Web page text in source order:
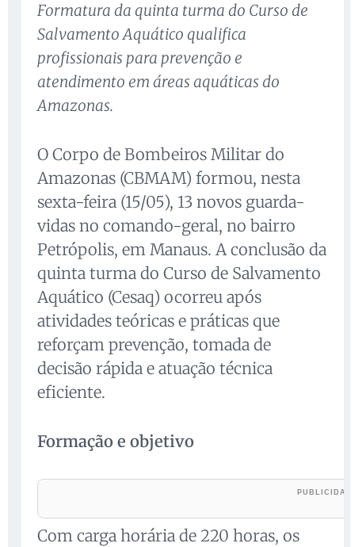
Formatura da quinta turma do Curso de
Salvamento Aquático qualifica
profissionais para prevenção e
atendimento em áreas aquáticas do
Amazonas.
O Corpo de Bombeiros Militar do
Amazonas (CBMAM) formou, nesta
sexta-feira (15/05), 13 novos guarda-
vidas no comando-geral, no bairro
Petrópolis, em Manaus. A conclusão da
quinta turma do Curso de Salvamento
Aquático (Cesaq) ocorreu após
atividades teóricas e práticas que
reforçam prevenção, tomada de
decisão rápida e atuação técnica
eficiente.
Formação e objetivo
Com carga horária de 220 horas, os